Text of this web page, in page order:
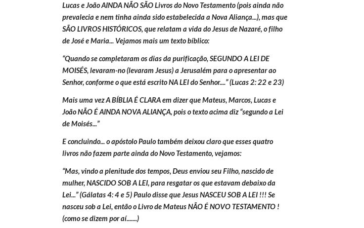
Lucas e João AINDA NÃO SÃO Livros do Novo Testamento (pois ainda não
prevalecia e nem tinha ainda sido estabelecida a Nova Aliança...), mas que
SÃO LIVROS HISTÓRICOS, que relatam a vida do Jesus de Nazaré, o filho
de José e Maria... Vejamos mais um texto bíblico:
“Quando se completaram os dias da purificação, SEGUNDO A LEI DE
MOISÉS, levaram-no (levaram Jesus) a Jerusalém para o apresentar ao
Senhor, conforme o que está escrito NA LEI do Senhor....” (Lucas 2: 22 e 23)
Mais uma vez A BÍBLIA É CLARA em dizer que Mateus, Marcos, Lucas e
João NÃO É AINDA NOVA ALIANÇA, pois o texto acima diz “segundo a Lei
de Moisés...”
E concluindo... o apóstolo Paulo também deixou claro que esses quatro
livros não fazem parte ainda do Novo Testamento, vejamos:
“Mas, vindo a plenitude dos tempos, Deus enviou seu Filho, nascido de
mulher, NASCIDO SOB A LEI, para resgatar os que estavam debaixo da
Lei...” (Gálatas 4: 4 e 5) Paulo disse que Jesus NASCEU SOB A LEI !!! Se
nasceu sob a Lei, então o Livro de Mateus NÃO É NOVO TESTAMENTO !
(como se dizem por aí.......)